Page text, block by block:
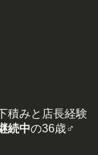
積みと店長経験
続中の36歳♂